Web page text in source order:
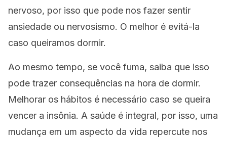
nervoso, por isso que pode nos fazer sentir
ansiedade ou nervosismo. O melhor é evitá-la
caso queiramos dormir.
Ao mesmo tempo, se você fuma, saiba que isso
pode trazer consequências na hora de dormir.
Melhorar os hábitos é necessário caso se queira
vencer a insônia. A saúde é integral, por isso, uma
mudança em um aspecto da vida repercute nos